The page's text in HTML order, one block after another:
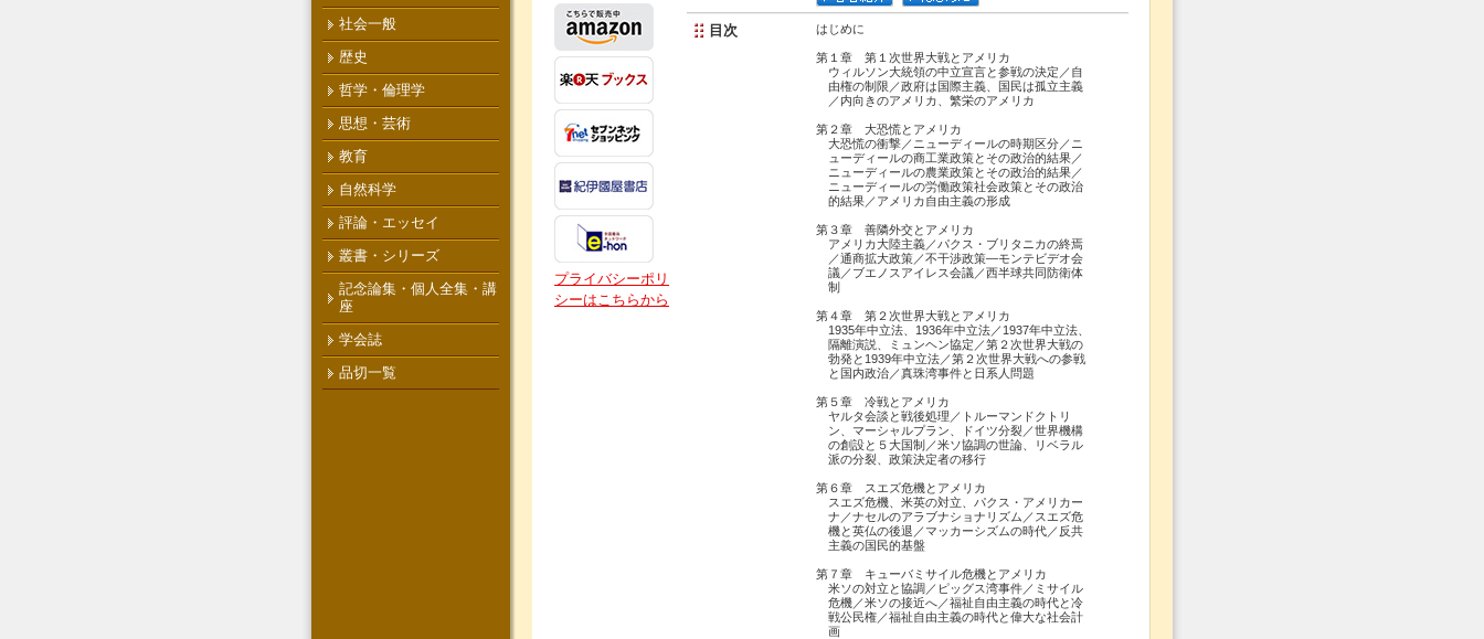
プライバシーポリ
シーはこちらから
目次 はじめに
第１章 第１次世界大戦とアメリカ
ウィルソン大統領の中立宣言と参戦の決定／自
由権の制限／政府は国際主義、国民は孤立主義
／内向きのアメリカ、繁栄のアメリカ
第２章 大恐慌とアメリカ
大恐慌の衝撃／ニューディールの時期区分／ニ
ューディールの商工業政策とその政治的結果／
ニューディールの農業政策とその政治的結果／
ニューディールの労働政策社会政策とその政治
的結果／アメリカ自由主義の形成
第３章 善隣外交とアメリカ
アメリカ大陸主義／パクス・ブリタニカの終焉
／通商拡大政策／不干渉政策―モンテビデオ会
議／ブエノスアイレス会議／西半球共同防衛体
制
第４章 第２次世界大戦とアメリカ
1935年中立法、1936年中立法／1937年中立法、
隔離演説、ミュンヘン協定／第２次世界大戦の
勃発と1939年中立法／第２次世界大戦への参戦
と国内政治／真珠湾事件と日系人問題
第５章 冷戦とアメリカ
ヤルタ会談と戦後処理／トルーマンドクトリ
ン、マーシャルプラン、ドイツ分裂／世界機構
の創設と５大国制／米ソ協調の世論、リベラル
派の分裂、政策決定者の移行
第６章 スエズ危機とアメリカ
スエズ危機、米英の対立、パクス・アメリカー
ナ／ナセルのアラブナショナリズム／スエズ危
機と英仏の後退／マッカーシズムの時代／反共
主義の国民的基盤
第７章 キューバミサイル危機とアメリカ
米ソの対立と協調／ピッグス湾事件／ミサイル
危機／米ソの接近へ／福祉自由主義の時代と冷
戦公民権／福祉自由主義の時代と偉大な社会計
画
社会一般
歴史
哲学・倫理学
思想・芸術
教育
自然科学
評論・エッセイ
叢書・シリーズ
記念論集・個人全集・講
座
学会誌
品切一覧